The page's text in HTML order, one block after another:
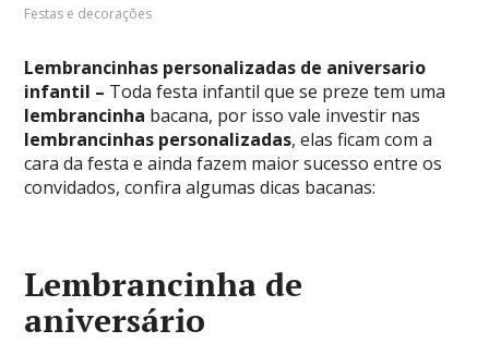
Festas e decorações
Lembrancinhas personalizadas de aniversario
infantil – Toda festa infantil que se preze tem uma
lembrancinha bacana, por isso vale investir nas
lembrancinhas personalizadas, elas ficam com a
cara da festa e ainda fazem maior sucesso entre os
convidados, confira algumas dicas bacanas:
Lembrancinha de
aniversário